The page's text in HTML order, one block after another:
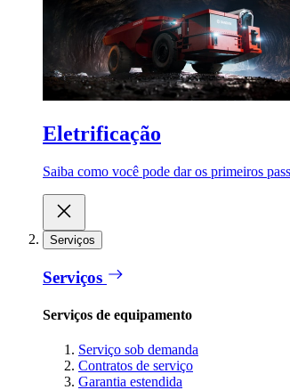
Eletrificação
Saiba como você pode dar os primeiros
Serviços
Serviços
Serviços de equipamento
Serviço sob demanda
Contratos de serviço
Garantia estendida